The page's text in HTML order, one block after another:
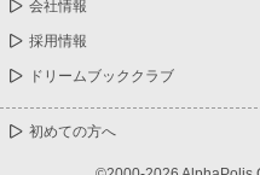
会社情報
採用情報
ドリームブッククラブ
初めての方へ